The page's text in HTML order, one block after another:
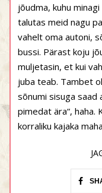
jõudma, kuhu
talutas meid nagu
vahelt oma autoni,
bussi. Pärast koju
muljetasin, et kui
juba teab. Tambet
sõnumi sisuga saad
pimedat ära“, haha.
korraliku kajaka